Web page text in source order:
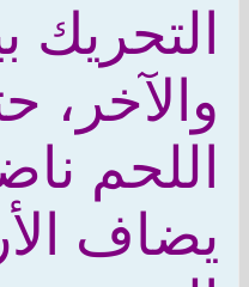
التحريك
والآخر،
اللحم
يضاف